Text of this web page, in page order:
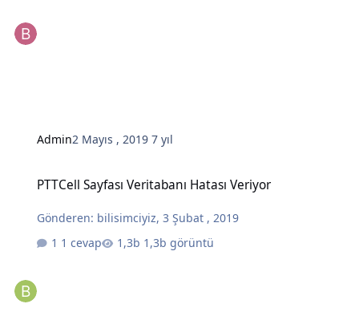
Admin2 Mayıs , 20197 yıl
PTTCell Sayfası Veritabanı Hatası Veriyor
Gönderen: bilisimciyiz,3 Şubat , 2019
1 cevap
1,3b görüntü